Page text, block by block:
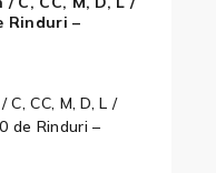
CC, M, D, L /
de Rinduri –